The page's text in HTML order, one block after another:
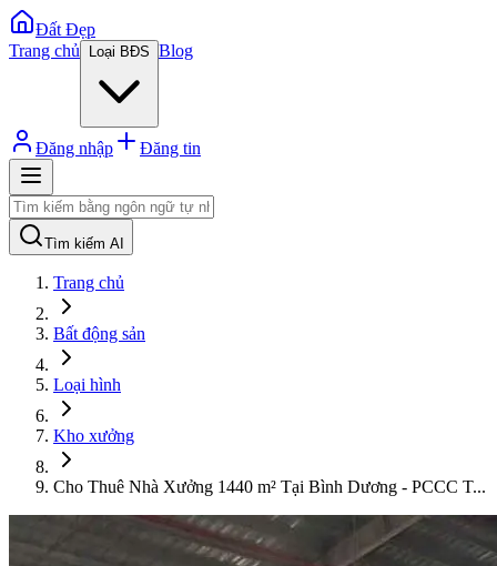
Đất Đẹp
Trang chủ
Loại BĐS Blog
Đăng nhập Đăng tin
Tìm kiếm AI
Trang chủ
Bất động sản
Loại hình
Kho xưởng
Cho Thuê Nhà Xưởng 1440 m² Tại Bình Dương - PCCC T...